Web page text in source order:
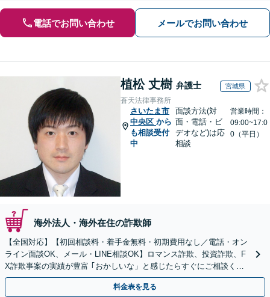
電話でお問い合わせ メールでお問い合わせ
植松 丈樹 弁護士 宮城県
蒼天法律事務所
さいたま市
中央区 から
も相談受付
中
面談方法(対
面・電話・ビ
デオなど)は応
相談
営業時間：
09:00~17:0
0（平日）
海外法人・海外在住の詐欺師
【全国対応】【初回相談料・着手金無料・初期費用なし／電話・オン
ライン面談OK、メール・LINE相談OK】ロマンス詐欺、投資詐欺、F
X詐欺事案の実績が豊富 ｢おかしいな」と感じたらすぐにご相談くだ
さい。
料金表を見る